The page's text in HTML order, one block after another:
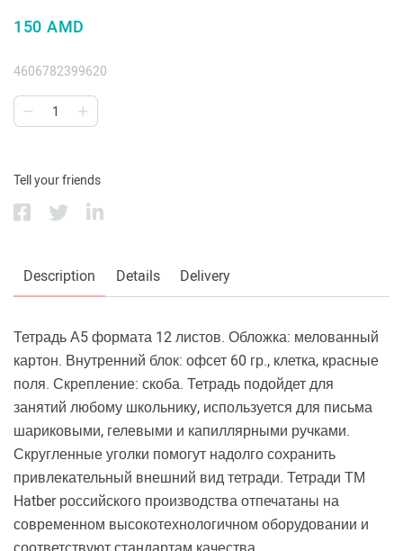
150 AMD
4606782399620
Tell your friends
Description Details Delivery
Тетрадь А5 формата 12 листов. Обложка: мелованный
картон. Внутренний блок: офсет 60 гр., клетка, красные
поля. Скрепление: скоба. Тетрадь подойдет для
занятий любому школьнику, используется для письма
шариковыми, гелевыми и капиллярными ручками.
Скругленные уголки помогут надолго сохранить
привлекательный внешний вид тетради. Тетради ТМ
Hatber российского производства отпечатаны на
современном высокотехнологичном оборудовании и